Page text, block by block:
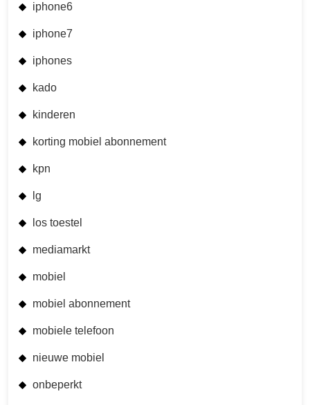
iphone6
iphone7
iphones
kado
kinderen
korting mobiel abonnement
kpn
lg
los toestel
mediamarkt
mobiel
mobiel abonnement
mobiele telefoon
nieuwe mobiel
onbeperkt